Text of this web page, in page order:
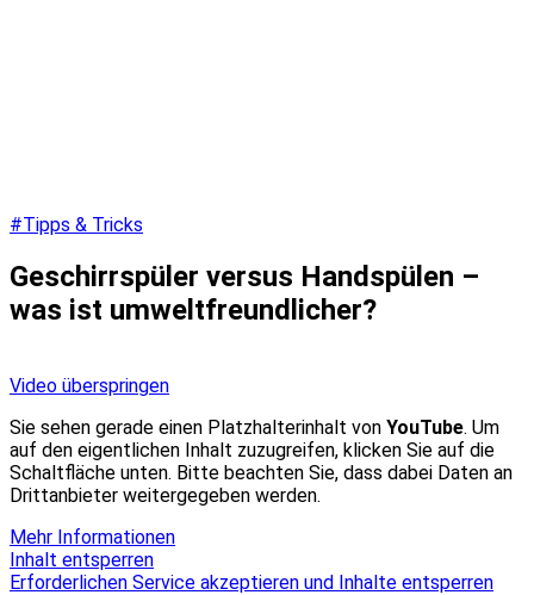
#Tipps & Tricks
Geschirrspüler versus Handspülen –
was ist umweltfreundlicher?
Video überspringen
Sie sehen gerade einen Platzhalterinhalt von YouTube. Um
auf den eigentlichen Inhalt zuzugreifen, klicken Sie auf die
Schaltfläche unten. Bitte beachten Sie, dass dabei Daten an
Drittanbieter weitergegeben werden.
Mehr Informationen
Inhalt entsperren
Erforderlichen Service akzeptieren und Inhalte entsperren